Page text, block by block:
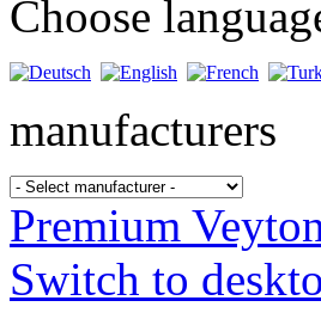
Choose
manufacturers
Premium
Switch to